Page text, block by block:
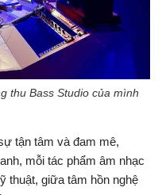
thu Bass Studio của mình
tận tâm và đam mê,
mỗi tác phẩm âm nhạc
thuật, giữa tâm hồn nghệ